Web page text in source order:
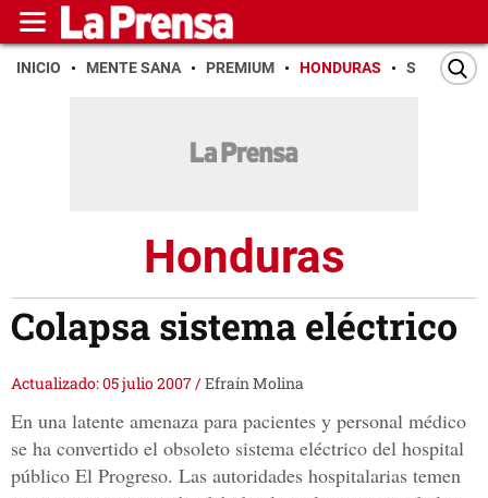
INICIO MENTE SANA PREMIUM HONDURAS SAN PEDRO
Honduras
Colapsa sistema eléctrico
Actualizado: 05 julio 2007/Efraín Molina
En una latente amenaza para pacientes y personal médico
se ha convertido el obsoleto sistema eléctrico del hospital
público El Progreso. Las autoridades hospitalarias temen